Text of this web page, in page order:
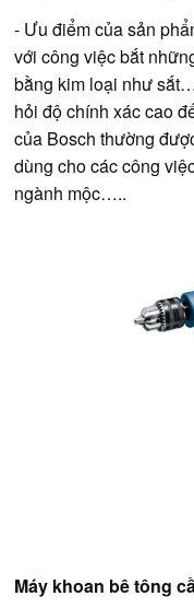
- Ưu điểm của sản
với công việc bắt
bằng kim loại như
hỏi độ chính xác cao
của Bosch thường
dùng cho các công
ngành mộc…..
Máy khoan bê tông